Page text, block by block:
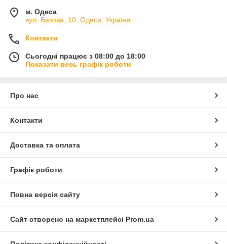
м. Одеса
вул. Базова, 10, Одеса, Україна
Контакти
Сьогодні працює з 08:00 до 18:00
Показати весь графік роботи
Про нас
Контакти
Доставка та оплата
Графік роботи
Повна версія сайту
Сайт створено на маркетплейсі Prom.ua